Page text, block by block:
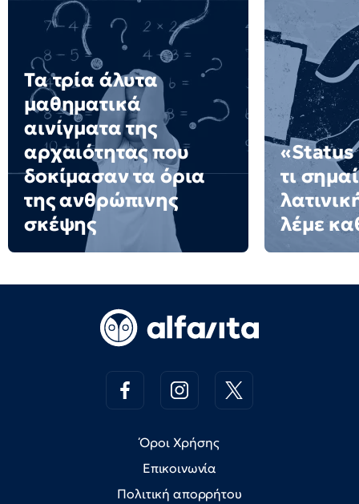
Τα τρία άλυτα
μαθηματικά
αινίγματα της
αρχαιότητας που
δοκίμασαν τα όρια
της ανθρώπινης
σκέψης
«Status
τι
λέμε
Όροι Χρήσης
Επικοινωνία
Πολιτική απορρήτου